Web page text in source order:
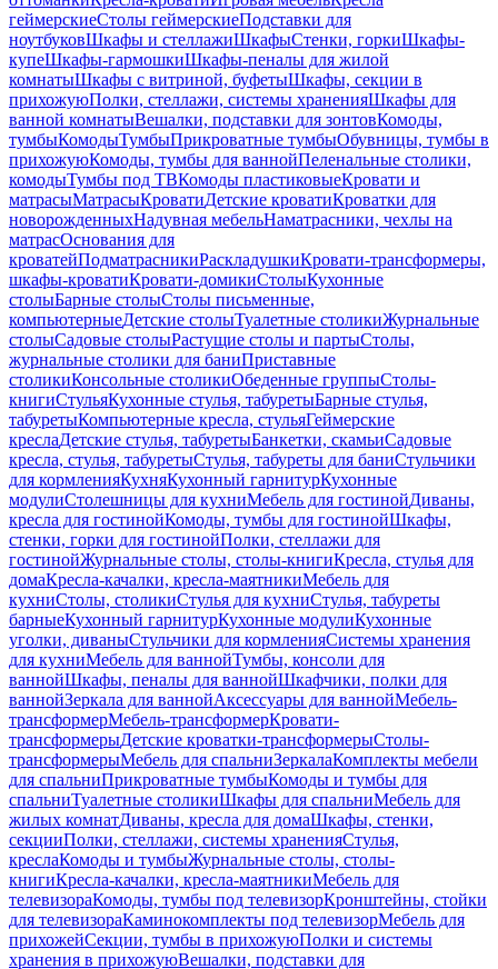
геймерскиеСтолы геймерскиеПодставки для
ноутбуковШкафы и стеллажиШкафыСтенки, горкиШкафы-
купеШкафы-гармошкиШкафы-пеналы для жилой
комнатыШкафы с витриной, буфетыШкафы, секции в
прихожуюПолки, стеллажи, системы храненияШкафы для
ванной комнатыВешалки, подставки для зонтовКомоды,
тумбыКомодыТумбыПрикроватные тумбыОбувницы, тумбы в
прихожуюКомоды, тумбы для ваннойПеленальные столики,
комодыТумбы под ТВКомоды пластиковыеКровати и
матрасыМатрасыКроватиДетские кроватиКроватки для
новорожденныхНадувная мебельНаматрасники, чехлы на
матрасОснования для
кроватейПодматрасникиРаскладушкиКровати-трансформеры,
шкафы-кроватиКровати-домикиСтолыКухонные
столыБарные столыСтолы письменные,
компьютерныеДетские столыТуалетные столикиЖурнальные
столыСадовые столыРастущие столы и партыСтолы,
журнальные столики для баниПриставные
столикиКонсольные столикиОбеденные группыСтолы-
книгиСтульяКухонные стулья, табуретыБарные стулья,
табуретыКомпьютерные кресла, стульяГеймерские
креслаДетские стулья, табуретыБанкетки, скамьиСадовые
кресла, стулья, табуретыСтулья, табуреты для баниСтульчики
для кормленияКухняКухонный гарнитурКухонные
модулиСтолешницы для кухниМебель для гостинойДиваны,
кресла для гостинойКомоды, тумбы для гостинойШкафы,
стенки, горки для гостинойПолки, стеллажи для
гостинойЖурнальные столы, столы-книгиКресла, стулья для
домаКресла-качалки, кресла-маятникиМебель для
кухниСтолы, столикиСтулья для кухниСтулья, табуреты
барныеКухонный гарнитурКухонные модулиКухонные
уголки, диваныСтульчики для кормленияСистемы хранения
для кухниМебель для ваннойТумбы, консоли для
ваннойШкафы, пеналы для ваннойШкафчики, полки для
ваннойЗеркала для ваннойАксессуары для ваннойМебель-
трансформерМебель-трансформерКровати-
трансформерыДетские кроватки-трансформерыСтолы-
трансформерыМебель для спальниЗеркалаКомплекты мебели
для спальниПрикроватные тумбыКомоды и тумбы для
спальниТуалетные столикиШкафы для спальниМебель для
жилых комнатДиваны, кресла для домаШкафы, стенки,
секцииПолки, стеллажи, системы храненияСтулья,
креслаКомоды и тумбыЖурнальные столы, столы-
книгиКресла-качалки, кресла-маятникиМебель для
телевизораКомоды, тумбы под телевизорКронштейны, стойки
для телевизораКаминокомплекты под телевизорМебель для
прихожейСекции, тумбы в прихожуюПолки и системы
хранения в прихожуюВешалки, подставки для